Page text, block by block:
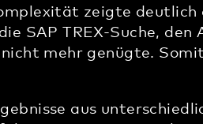
zeigte deutlich
SAP TREX-Suche,
mehr genügte.
aus